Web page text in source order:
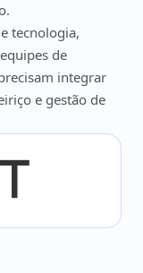
tecnologia,
de
integrar
e gestão de